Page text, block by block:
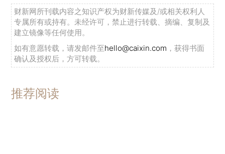
财新网所刊载内容之知识产权为财新传媒及/或相关权利人
专属所有或持有。未经许可，禁止进行转载、摘编、复制及
建立镜像等任何使用。
如有意愿转载，请发邮件至hello@caixin.com ，获得书面
确认及授权后，方可转载。
推荐阅读